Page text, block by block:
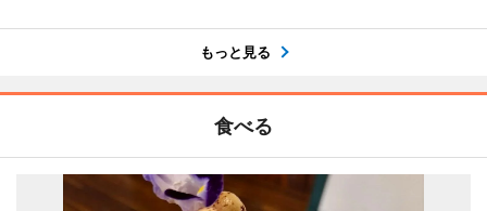
もっと見る
食べる